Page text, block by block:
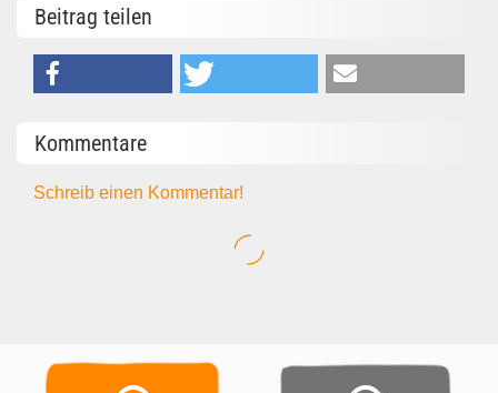
Beitrag teilen
Kommentare
Schreib einen Kommentar!